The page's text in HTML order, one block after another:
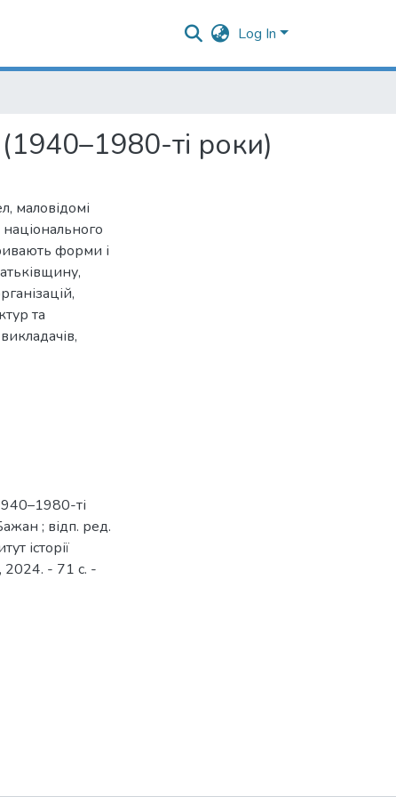
Log In
ті роки)
маловідомі
форми і
та
ті
; відп. ред.
історії
2024. - 71 с. -